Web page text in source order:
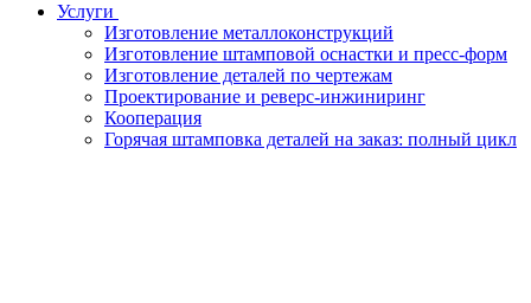
Услуги
Изготовление металлоконструкций
Изготовление штамповой оснастки и пресс-форм
Изготовление деталей по чертежам
Проектирование и реверс-инжиниринг
Кооперация
Горячая штамповка деталей на заказ: полный цикл